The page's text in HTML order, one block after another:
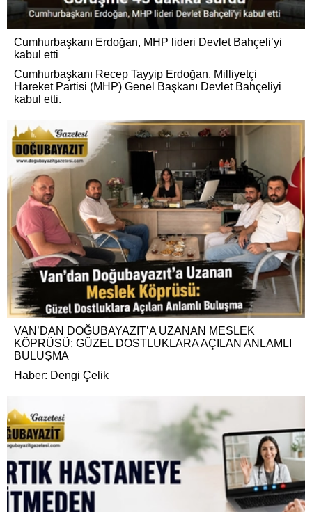
Cumhurbaşkanı Erdoğan, MHP lideri Devlet Bahçeli’yi
kabul etti
Cumhurbaşkanı Recep Tayyip Erdoğan, Milliyetçi
Hareket Partisi (MHP) Genel Başkanı Devlet Bahçeliyi
kabul etti.
VAN’DAN DOĞUBAYAZIT’A UZANAN MESLEK
KÖPRÜSÜ: GÜZEL DOSTLUKLARA AÇILAN ANLAMLI
BULUŞMA
Haber: Dengi Çelik